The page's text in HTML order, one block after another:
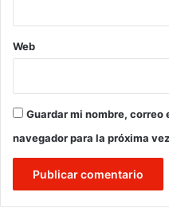
Web
Guardar mi nombre,
navegador para la próxima